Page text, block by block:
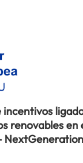
renovables